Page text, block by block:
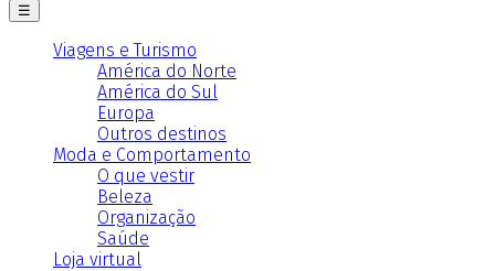
☰
Viagens e Turismo
América do Norte
América do Sul
Europa
Outros destinos
Moda e Comportamento
O que vestir
Beleza
Organização
Saúde
Loja virtual